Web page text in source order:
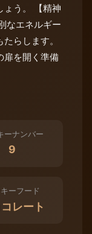
ょう。 【精神
なエネルギー
らします。
扉を開く準備
ーナンバー
9
ーフード
レート